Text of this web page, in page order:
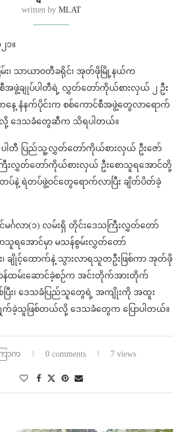
written by MLAT
၁။
မ်း၊ သာယာဝတီခရိုင်၊ အုတ်ဖိုမြို့နယ်က
စီအဖွဲ့ချုပ်ပါတီရဲ့ လွှတ်တော်ကိုယ်စားလှယ် ၂ ဦး
ေ့ နံနက်ပိုင်းက စစ်ကောင်စီအဖွဲ့တွေလာရောက်
လို့ ဒေသခံတွေဆီက သိရပါတယ်။
ပါတီ ပြည်သူ့လွှတ်တော်ကိုယ်စားလှယ် ဦးဇော်
ြီးလွှတ်တော်ကိုယ်စားလှယ် ဦးစောသူရအောင်တို့
နဲ့ ရဲတပ်ဖွဲ့ဝင်တွေရောက်လာပြီး ချိတ်ပိတ်ခဲ့
င်္ဂလာ(၁) လမ်းရှိ တိုင်းဒေသကြီးလွှတ်တော်
သူရအောင်မှာ မသန်စွမ်းလွှတ်တော်
၊ ချိုင့်ထောက်နဲ့ သွားလာရသူတဦးဖြစ်ကာ အုတ်ဖို
န်ထမ်းဆောင်ခဲ့စဉ်က အင်းတိုက်အားတိုက်
စ်ပြီး၊ ဒေသခံပြည်သူတွေရဲ့ အကျိုးကို အထူး
က်ခဲ့သူဖြစ်တယ်လို့ ဒေသခံတွေက ပြောပါတယ်။
ြာက 0 comments 7 views